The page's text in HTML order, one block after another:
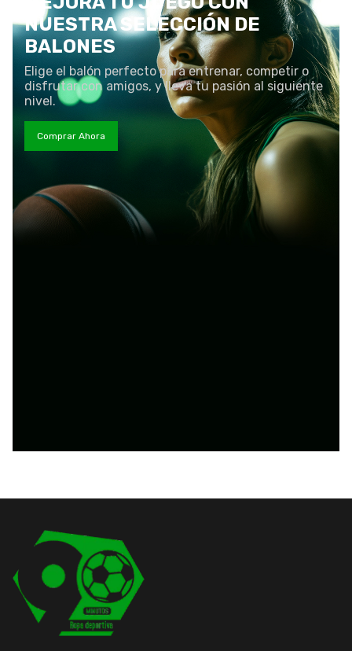
NUESTRA SELECCIÓN DE
BALONES
Elige el balón perfecto para entrenar, competir o
disfrutar con amigos, y lleva tu pasión al siguiente
nivel.
Comprar Ahora